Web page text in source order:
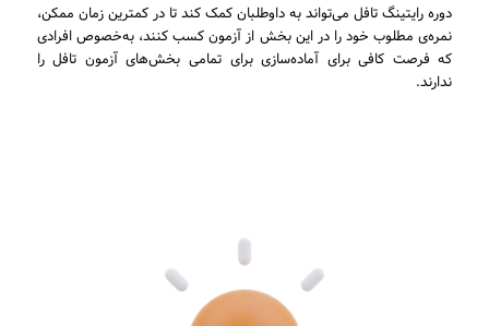
دوره رایتینگ تافل می‌تواند به داوطلبان کمک کند تا در کمترین زمان ممکن،
نمره‌ی مطلوب خود را در این بخش از آزمون کسب کنند، به‌خصوص افرادی
که فرصت کافی برای آماده‌سازی برای تمامی بخش‌های آزمون تافل را
ندارند.